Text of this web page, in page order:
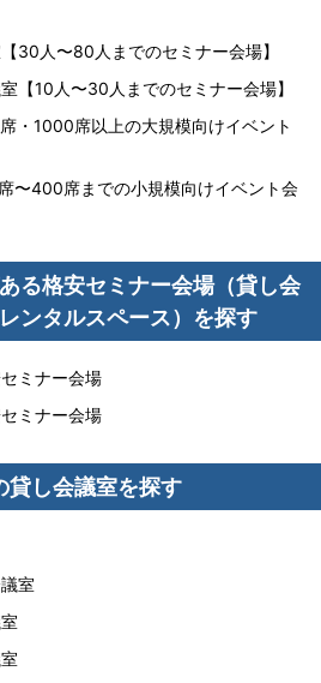
30人〜80人までのセミナー会場】
【10人〜30人までのセミナー会場】
・1000席以上の大規模向けイベント
〜400席までの小規模向けイベント会
る格安セミナー会場（貸し会
ンタルスペース）を探す
ミナー会場
ミナー会場
貸し会議室を探す
室